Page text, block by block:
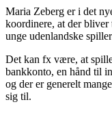
Maria Zeberg er i det
koordinere, at der bliver
unge udenlandske
Det kan fx være, at
bankkonto, en hånd til
og der er generelt
sig til.